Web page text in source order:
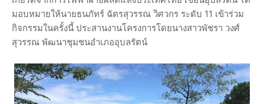
มอบหมายให้นายธนภัทร์ ฉัตรสุวรรณ วิศวกร ระดับ 11 เข้าร่วม
กิจกรรมในครั้งนี้ ประสานงานโครงการโดยนางสาวพัชรา วงศ์
สุวรรณ พัฒนาชุมชนอำเภออุบลรัตน์